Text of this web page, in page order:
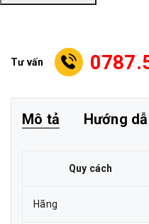
Tư vấn
Mô tả Hướng
Quy cách
Hãng